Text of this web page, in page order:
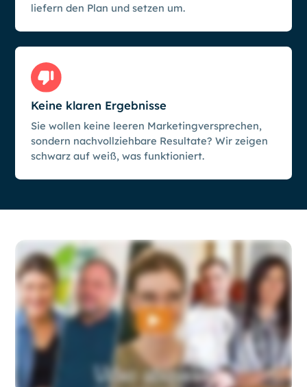
liefern den Plan und setzen um.
Keine klaren Ergebnisse
Sie wollen keine leeren Marketingversprechen,
sondern nachvollziehbare Resultate? Wir zeigen
schwarz auf weiß, was funktioniert.